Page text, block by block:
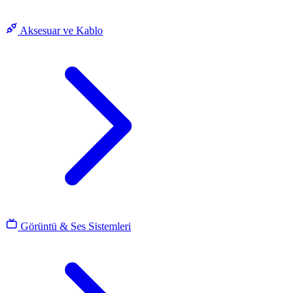
Aksesuar ve Kablo
Görüntü & Ses Sistemleri